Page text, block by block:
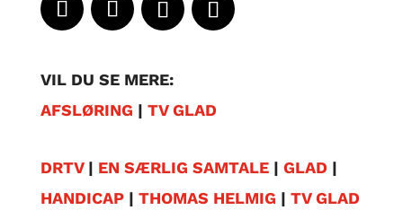
VIL DU SE MERE:
AFSLØRING | TV GLAD
DRTV| EN SÆRLIG SAMTALE| GLAD |
HANDICAP| THOMAS HELMIG | TV GLAD